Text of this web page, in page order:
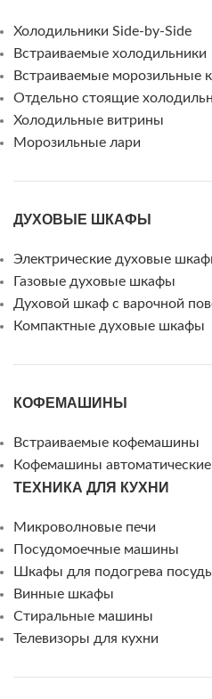
Холодильники Side-by-Side
Встраиваемые холодильники
Встраиваемые морозильные
Отдельно стоящие
Холодильные витрины
Морозильные лари
ДУХОВЫЕ ШКАФЫ
Электрические духовые
Газовые духовые шкафы
Духовой шкаф с варочной
Компактные духовые шкафы
КОФЕМАШИНЫ
Встраиваемые кофемашины
Кофемашины автоматические
ТЕХНИКА ДЛЯ КУХНИ
Микроволновые печи
Посудомоечные машины
Шкафы для подогрева
Винные шкафы
Стиральные машины
Телевизоры для кухни